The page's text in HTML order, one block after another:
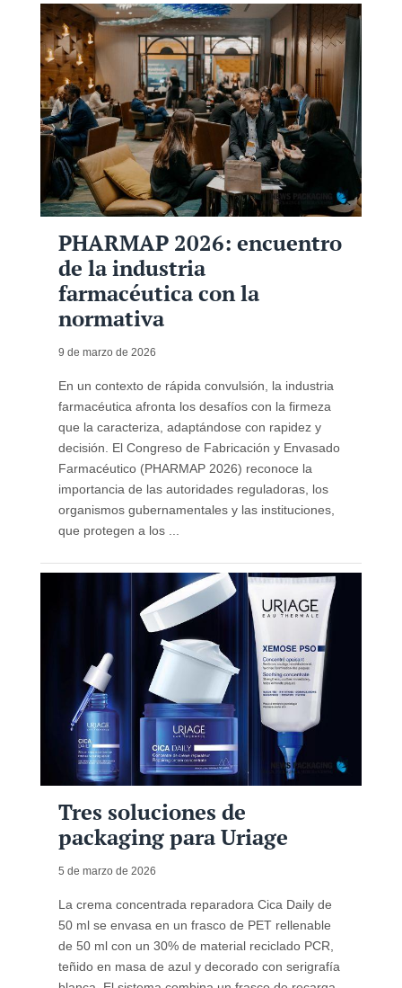
PHARMAP 2026: encuentro
de la industria
farmacéutica con la
normativa
9 de marzo de 2026
En un contexto de rápida convulsión, la industria
farmacéutica afronta los desafíos con la firmeza
que la caracteriza, adaptándose con rapidez y
decisión. El Congreso de Fabricación y Envasado
Farmacéutico (PHARMAP 2026) reconoce la
importancia de las autoridades reguladoras, los
organismos gubernamentales y las instituciones,
que protegen a los ...
Tres soluciones de
packaging para Uriage
5 de marzo de 2026
La crema concentrada reparadora Cica Daily de
50 ml se envasa en un frasco de PET rellenable
de 50 ml con un 30% de material reciclado PCR,
teñido en masa de azul y decorado con serigrafía